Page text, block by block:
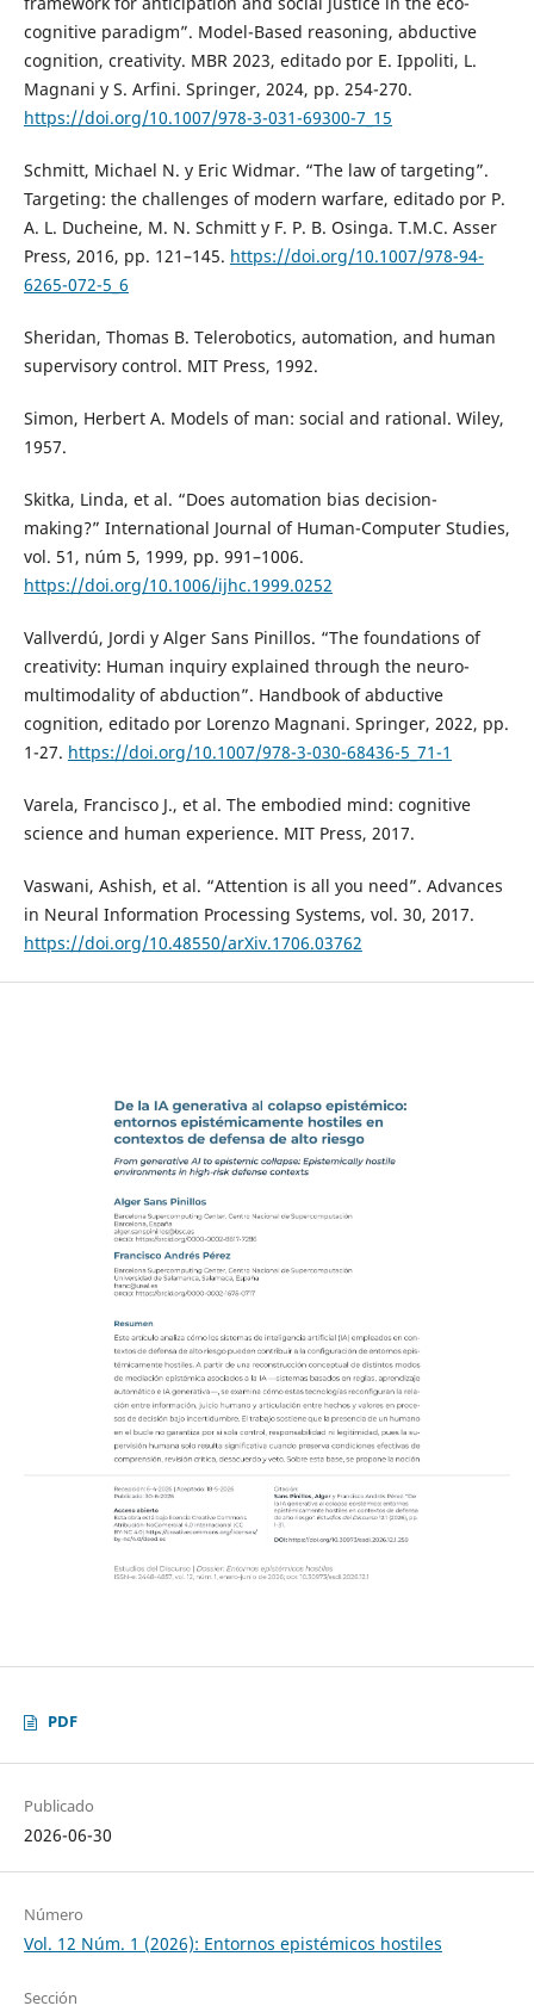
cognitive paradigm”. Model-Based reasoning, abductive
cognition, creativity. MBR 2023, editado por E. Ippoliti, L.
Magnani y S. Arfini. Springer, 2024, pp. 254-270.
https://doi.org/10.1007/978-3-031-69300-7_15
Schmitt, Michael N. y Eric Widmar. “The law of targeting”.
Targeting: the challenges of modern warfare, editado por P.
A. L. Ducheine, M. N. Schmitt y F. P. B. Osinga. T.M.C. Asser
Press, 2016, pp. 121–145. https://doi.org/10.1007/978-94-
6265-072-5_6
Sheridan, Thomas B. Telerobotics, automation, and human
supervisory control. MIT Press, 1992.
Simon, Herbert A. Models of man: social and rational. Wiley,
1957.
Skitka, Linda, et al. “Does automation bias decision-
making?” International Journal of Human-Computer Studies,
vol. 51, núm 5, 1999, pp. 991–1006.
https://doi.org/10.1006/ijhc.1999.0252
Vallverdú, Jordi y Alger Sans Pinillos. “The foundations of
creativity: Human inquiry explained through the neuro-
multimodality of abduction”. Handbook of abductive
cognition, editado por Lorenzo Magnani. Springer, 2022, pp.
1-27. https://doi.org/10.1007/978-3-030-68436-5_71-1
Varela, Francisco J., et al. The embodied mind: cognitive
science and human experience. MIT Press, 2017.
Vaswani, Ashish, et al. “Attention is all you need”. Advances
in Neural Information Processing Systems, vol. 30, 2017.
https://doi.org/10.48550/arXiv.1706.03762
PDF
Publicado
2026-06-30
Número
Vol. 12 Núm. 1 (2026): Entornos epistémicos hostiles
Sección